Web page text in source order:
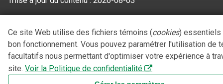
Ce site Web utilise des fichiers témoins (cookies) essentiels
bon fonctionnement. Vous pouvez paramétrer l'utilisation de
facultatifs nous permettant d'optimiser votre expérience à
site. Voir la Politique de confidentialité